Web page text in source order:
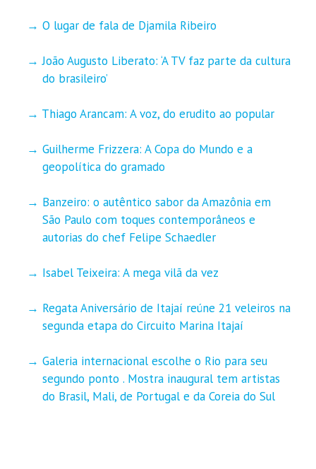
O lugar de fala de Djamila Ribeiro
João Augusto Liberato: ‘A TV faz parte da cultura
do brasileiro’
Thiago Arancam: A voz, do erudito ao popular
Guilherme Frizzera: A Copa do Mundo e a
geopolítica do gramado
Banzeiro: o autêntico sabor da Amazônia em
São Paulo com toques contemporâneos e
autorias do chef Felipe Schaedler
Isabel Teixeira: A mega vilã da vez
Regata Aniversário de Itajaí reúne 21 veleiros na
segunda etapa do Circuito Marina Itajaí
Galeria internacional escolhe o Rio para seu
segundo ponto . Mostra inaugural tem artistas
do Brasil, Mali, de Portugal e da Coreia do Sul